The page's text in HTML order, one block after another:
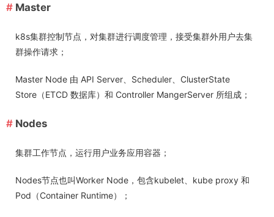
Master
k8s集群控制节点，对集群进行调度管理，接受集群外用户去集
群操作请求；
Master Node 由 API Server、Scheduler、ClusterState
Store（ETCD 数据库）和 Controller MangerServer 所组成；
Nodes
集群工作节点，运行用户业务应用容器；
Nodes节点也叫Worker Node，包含kubelet、kube proxy 和
Pod（Container Runtime）；